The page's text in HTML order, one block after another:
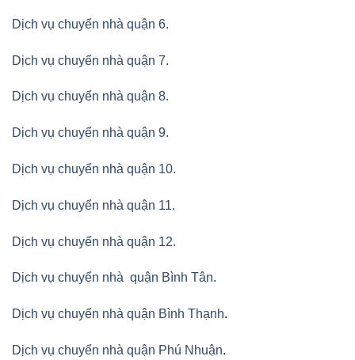
Dịch vụ chuyển nhà quận 6.
Dịch vụ chuyển nhà quận 7.
Dịch vụ chuyển nhà quận 8.
Dịch vụ chuyển nhà quận 9.
Dịch vụ chuyển nhà quận 10.
Dịch vụ chuyển nhà quận 11.
Dịch vụ chuyển nhà quận 12.
Dịch vụ chuyển nhà quận Bình Tân.
Dịch vụ chuyển nhà quận Bình Thạnh.
Dịch vụ chuyển nhà quận Phú Nhuận.